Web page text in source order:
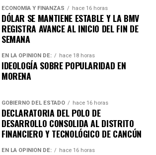
ECONOMÍA Y FINANZAS hace 16 horas
DÓLAR SE MANTIENE ESTABLE Y LA BMV
REGISTRA AVANCE AL INICIO DEL FIN DE
SEMANA
EN LA OPINIÓN DE: hace 18 horas
IDEOLOGÍA SOBRE POPULARIDAD EN
MORENA
GOBIERNO DEL ESTADO hace 16 horas
DECLARATORIA DEL POLO DE
DESARROLLO CONSOLIDA AL DISTRITO
FINANCIERO Y TECNOLÓGICO DE CANCÚN
EN LA OPINIÓN DE: hace 16 horas